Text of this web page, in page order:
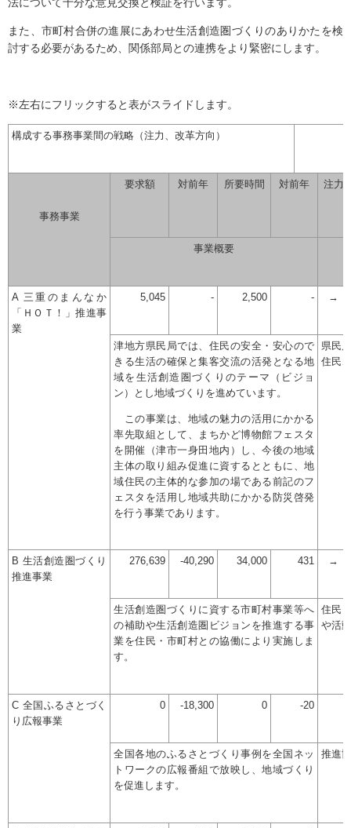
また、市町村合併の進展にあわせ生活創造圏づくりのありかたを検
討する必要があるため、関係部局との連携をより緊密にします。
※左右にフリックすると表がスライドします。
構成する事務事業間の戦略（注力、改革方向）
事務事業
要求額 対前年 所要時間 対前年 注力
事業概要
A 三重のまんなか
「ＨＯＴ！」推進事
業
5,045 - 2,500 - →
津地方県民局では、住民の安全・安心ので
きる生活の確保と集客交流の活発となる地
域を生活創造圏づくりのテーマ（ビジョ
ン）とし地域づくりを進めています。
この事業は、地域の魅力の活用にかかる
率先取組として、まちかど博物館フェスタ
を開催（津市一身田地内）し、今後の地域
主体の取り組み促進に資するとともに、地
域住民の主体的な参加の場である前記のフ
ェスタを活用し地域共助にかかる防災啓発
を行う事業であります。
県民
住民
B 生活創造圏づくり
推進事業
276,639 -40,290 34,000 431 →
生活創造圏づくりに資する市町村事業等へ
の補助や生活創造圏ビジョンを推進する事
業を住民・市町村との協働により実施しま
す。
住民
や活
C 全国ふるさとづく
り広報事業
0 -18,300 0 -20
全国各地のふるさとづくり事例を全国ネッ
トワークの広報番組で放映し、地域づくり
を促進します。
推進